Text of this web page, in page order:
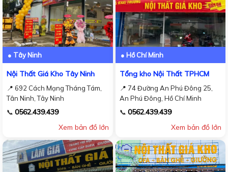
● Tây Ninh
Nội Thất Giá Kho Tây Ninh
📍 692 Cách Mạng Tháng Tám,
Tân Ninh, Tây Ninh
📞 0562.439.439
Xem bản đồ lớn
● Hồ Chí Minh
Tổng kho Nội Thất TPHCM
📍 74 Đường An Phú Đông 25,
An Phú Đông, Hồ Chí Minh
📞 0562.439.439
Xem bản đồ lớn